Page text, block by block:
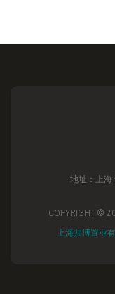
地址：上海
COPYRIGHT ©
上海共博置业